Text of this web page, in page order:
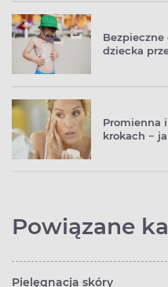
dziecka
Promienna
krokach −
Powiązane
Pielęgnacja skóry